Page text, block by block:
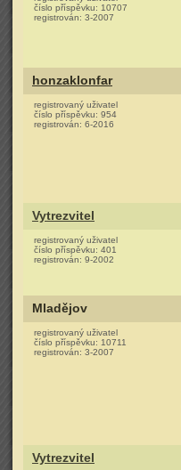
číslo příspěvku: 10707
registrován: 3-2007
honzaklonfar
registrovaný uživatel
číslo příspěvku: 954
registrován: 6-2016
Vytrezvitel
registrovaný uživatel
číslo příspěvku: 401
registrován: 9-2002
Mladějov
registrovaný uživatel
číslo příspěvku: 10711
registrován: 3-2007
Vytrezvitel